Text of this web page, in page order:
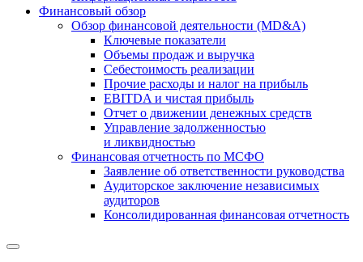
Финансовый обзор
Обзор финансовой деятельности (MD&A)
Ключевые показатели
Объемы продаж и выручка
Себестоимость реализации
Прочие расходы и налог на прибыль
EBITDA и чистая прибыль
Отчет о движении денежных средств
Управление задолженностью
и ликвидностью
Финансовая отчетность по МСФО
Заявление об ответственности руководства
Аудиторское заключение независимых
аудиторов
Консолидированная финансовая отчетность